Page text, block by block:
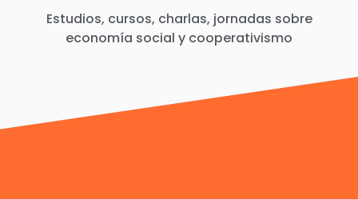
Estudios, cursos, charlas, jornadas sobre
economía social y cooperativismo